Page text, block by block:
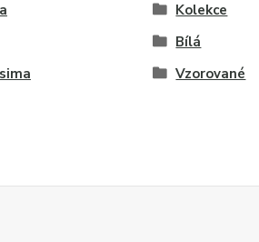
Kolekce
Bílá
Vzorované